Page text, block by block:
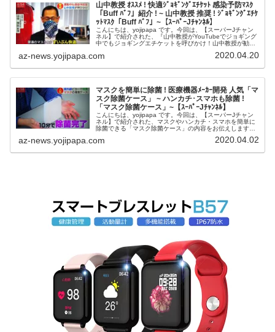
山中教授 ｵｽｽﾒ ! 快適ｼﾞｮｷﾞﾝｸﾞｴﾁｹｯﾄ 感染予防ﾏｽｸ
「Buff ﾊﾞﾌ」紹介 ! ~ 山中教授 推奨 ! ｼﾞｮｷﾞﾝｸﾞｴﾁｹ
ｯﾄﾏｽｸ「Buff ﾊﾞﾌ」~【ｽｰﾊﾟｰJﾁｬﾝﾈﾙ】
こんにちは、yojipapa です。今回は、【スーパーJチャン
ネル】で紹介された、『山中教授がYouTubeでジョギング
中でもジョギングエチケットを呼びかけ！山中教授が勧め
容をお伝えし...
az-news.yojipapa.com 2020.04.20
マスクを簡単に除菌 ! 医療機器ﾒｰｶｰ開発 人気「マ
スク除菌ケース」 ~ ハンカチ･スマホも除菌 !
「マスク除菌ケース」~【ｽｰﾊﾟｰJﾁｬﾝﾈﾙ】
こんにちは、yojipapa です。今回は、【スーパーJチャン
ネル】で紹介された、マスクやハンカチ・スマホを簡単に
除菌できる「マスク除菌ケース」の内容をお伝えします。
辺宜嗣、林美沙希マス...
az-news.yojipapa.com 2020.04.02